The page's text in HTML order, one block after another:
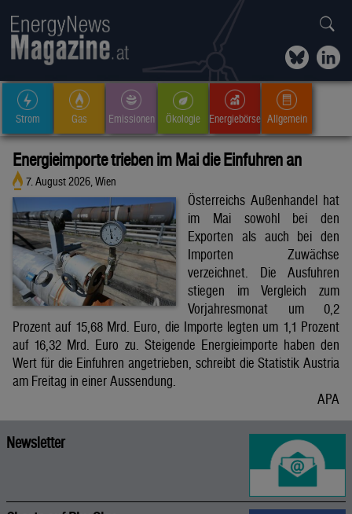
Strom Gas Emissionen Ökologie Energiebörse Allgemein
Energieimporte trieben im Mai die Einfuhren an
7. August 2026, Wien
Österreichs Außenhandel hat
im Mai sowohl bei den
Exporten als auch bei den
Importen Zuwächse
verzeichnet. Die Ausfuhren
stiegen im Vergleich zum
Vorjahresmonat um 0,2
Prozent auf 15,68 Mrd. Euro, die Importe legten um 1,1 Prozent
auf 16,32 Mrd. Euro zu. Steigende Energieimporte haben den
Wert für die Einfuhren angetrieben, schreibt die Statistik Austria
am Freitag in einer Aussendung.
APA
Newsletter